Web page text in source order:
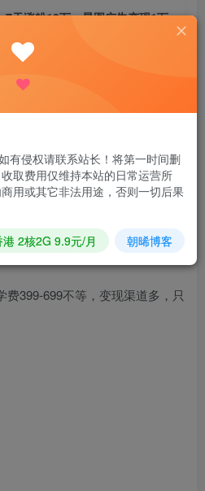
天涨粉10万，星图广告变现1万
登录查看
通过AI生成原创图片，再转成航
画、美丽的雪景、祈福的佛像
吸引停留，从而获得短视频平台
推、星图广告、歌曲宣发。7天涨
。
费399-699不等，变现渠道多，只
有侵权请联系站长！将第一时间删
取费用仅维持本站的日常运营所
用或其它非法用途，否则一切后果
港 2核2G 9.9元/月 朝晞博客